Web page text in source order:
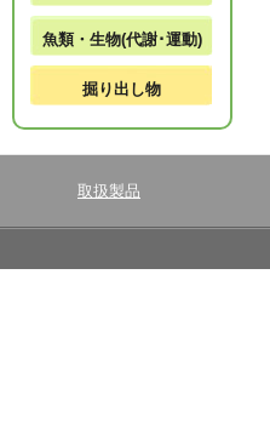
魚類・生物(代謝･運動)
掘り出し物
取扱製品